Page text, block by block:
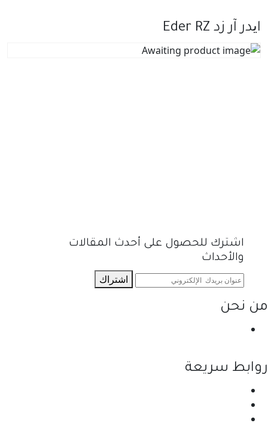
ایدر آر زد Eder RZ
اشترك للحصول على أحدث المقالات
والأحداث
اشتراك
من نحن
روابط سريعة